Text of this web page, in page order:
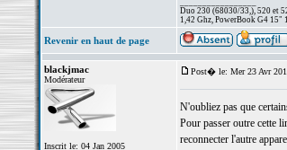
Duo 230 (68030/33,), 520 et
1,42 Ghz, PowerBook G4 15"
Revenir en haut de page
blackjmac
Modérateur
Inscrit le: 04 Jan 2005
Post� le: Mer 23 Avr
N'oubliez pas que
Pour passer outre cette
reconnecter l'autre